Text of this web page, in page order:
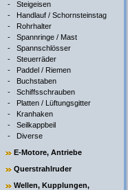
- Steigeisen
- Handlauf / Schornsteinstag
- Rohrhalter
- Spannringe / Mast
- Spannschlösser
- Steuerräder
- Paddel / Riemen
- Buchstaben
- Schiffsschrauben
- Platten / Lüftungsgitter
- Kranhaken
- Seilkappbeil
- Diverse
E-Motore, Antriebe
Querstrahlruder
Wellen, Kupplungen,